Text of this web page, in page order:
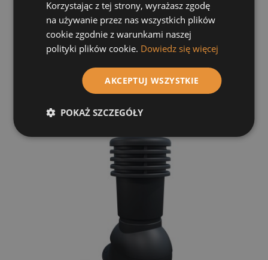
Kominek do blachodachówki Horizon Frigge
Murano 150mm Grafit 7021
119,67 zł
Do koszyka
Korzystając z tej strony, wyrażasz zgodę
na używanie przez nas wszystkich plików
cookie zgodnie z warunkami naszej
polityki plików cookie. Dowiedz się więcej
AKCEPTUJ WSZYSTKIE
POKAŻ SZCZEGÓŁY